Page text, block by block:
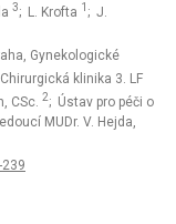
3; L. Krofta 1 ; J.
Gynekologické
klinika 3. LF
CSc. 2; Ústav pro péči o
MUDr. V. Hejda,